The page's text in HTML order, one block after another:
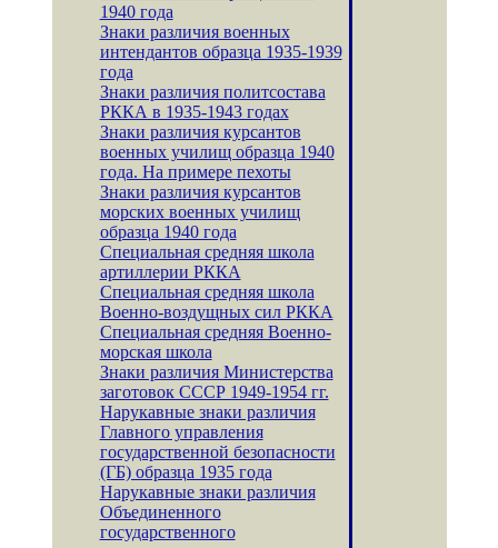
1940 года
Знаки различия военных
интендантов образца 1935-1939
года
Знаки различия политсостава
РККА в 1935-1943 годах
Знаки различия курсантов
военных училищ образца 1940
года. На примере пехоты
Знаки различия курсантов
морских военных училищ
образца 1940 года
Специальная средняя школа
артиллерии РККА
Специальная средняя школа
Военно-воздущных сил РККА
Специальная средняя Военно-
морская школа
Знаки различия Министерства
заготовок СССР 1949-1954 гг.
Нарукавные знаки различия
Главного управления
государственной безопасности
(ГБ) образца 1935 года
Нарукавные знаки различия
Объединенного
государственного